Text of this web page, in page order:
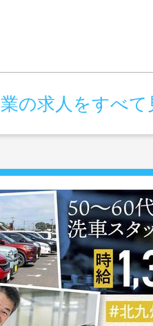
の求人をすべて